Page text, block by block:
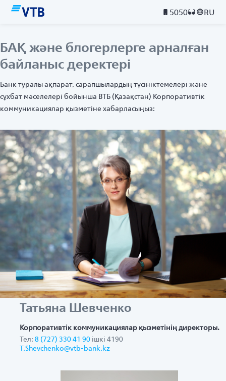
5050 RU
БАҚ және блогерлерге арналған
байланыс деректері
Банк туралы ақпарат, сарапшылардың түсініктемелері және
сұхбат мәселелері бойынша ВТБ (Қазақстан) Корпоративтік
коммуникациялар қызметіне хабарласыңыз:
Татьяна Шевченко
Корпоративтік коммуникациялар қызметінің директоры.
Тел: 8 (727) 330 41 90ішкі 4190
T.Shevchenko@vtb-bank.kz